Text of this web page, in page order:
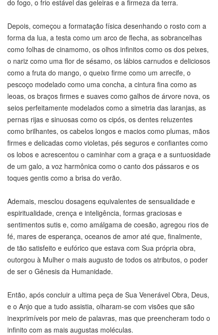
do fogo, o frio estável das geleiras e a firmeza da terra.
Depois, começou a formatação física desenhando o rosto com a
forma da lua, a testa como um arco de flecha, as sobrancelhas
como folhas de cinamomo, os olhos infinitos como os dos peixes,
o nariz como uma flor de sésamo, os lábios carnudos e deliciosos
como a fruta do mango, o queixo firme como um arrecife, o
pescoço modelado como uma concha, a cintura fina como as
leoas, os braços firmes e suaves como galhos de árvore nova, os
seios perfeitamente modelados como a simetria das laranjas, as
pernas rijas e sinuosas como os cipós, os dentes reluzentes
como brilhantes, os cabelos longos e macios como plumas, mãos
firmes e delicadas como violetas, pés seguros e confiantes como
os lobos e acrescentou o caminhar com a graça e a suntuosidade
de um galo, a voz harmônica como o canto dos pássaros e os
toques gentis como a brisa do verão.
Ademais, mesclou dosagens equivalentes de sensualidade e
espiritualidade, crença e inteligência, formas graciosas e
sentimentos sutis e, como amálgama de coesão, agregou rios de
fé, mares de esperança, oceanos de amor até que, finalmente,
de tão satisfeito e eufórico que estava com Sua própria obra,
outorgou à Mulher o mais augusto de todos os atributos, o poder
de ser o Gênesis da Humanidade.
Então, após concluir a ultima peça de Sua Venerável Obra, Deus,
e o Anjo que a tudo assistia, olharam-se com visões que são
inexprimíveis por meio de palavras, mas que preencheram todo o
infinito com as mais augustas moléculas.